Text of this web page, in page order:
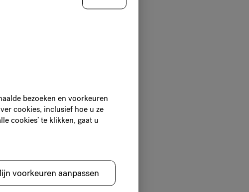
bezoeken en voorkeuren
cookies, inclusief hoe u ze
cookies’ te klikken, gaat u
voorkeuren aanpassen